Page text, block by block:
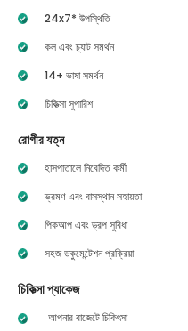
24x7* উপস্থিতি
কল এবং চ্যাট সমর্থন
14+ ভাষা সমর্থন
চিকিত্সা সুপারিশ
রোগীর যত্ন
হাসপাতালে নিবেদিত কর্মী
ভ্রমণ এবং বাসস্থান সহায়তা
পিকআপ এবং ড্রপ সুবিধা
সহজ ডকুমেন্টেশন প্রক্রিয়া
চিকিত্সা প্যাকেজ
আপনার বাজেটে চিকিৎসা